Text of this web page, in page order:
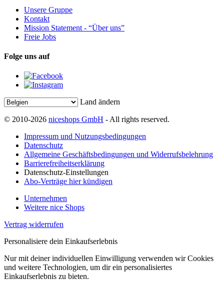
Unsere Gruppe
Kontakt
Mission Statement - “Über uns”
Freie Jobs
Folge uns auf
Land ändern
© 2010-2026 niceshops GmbH - All rights reserved.
Impressum und Nutzungsbedingungen
Datenschutz
Allgemeine Geschäftsbedingungen und Widerrufsbelehrung
Barrierefreiheitserklärung
Datenschutz-Einstellungen
Abo-Verträge hier kündigen
Unternehmen
Weitere nice Shops
Vertrag widerrufen
Personalisiere dein Einkaufserlebnis
Nur mit deiner individuellen Einwilligung verwenden wir Cookies
und weitere Technologien, um dir ein personalisiertes
Einkaufserlebnis zu bieten.